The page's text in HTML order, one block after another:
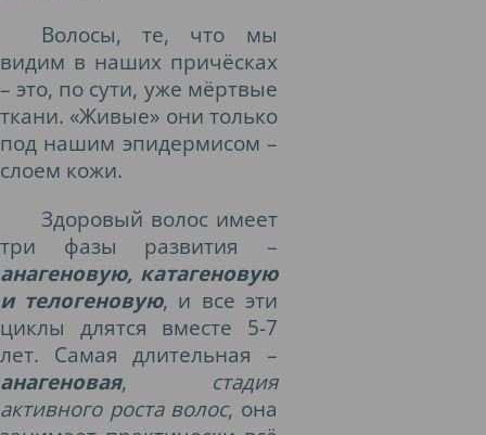
Волосы, те, что мы
видим в наших причёсках
– это, по сути, уже мёртвые
ткани. «Живые» они только
под нашим эпидермисом –
слоем кожи.
Здоровый волос имеет
три фазы развития –
анагеновую, катагеновую
и телогеновую, и все эти
циклы длятся вместе 5-7
лет. Самая длительная –
анагеновая, стадия
активного роста волос, она